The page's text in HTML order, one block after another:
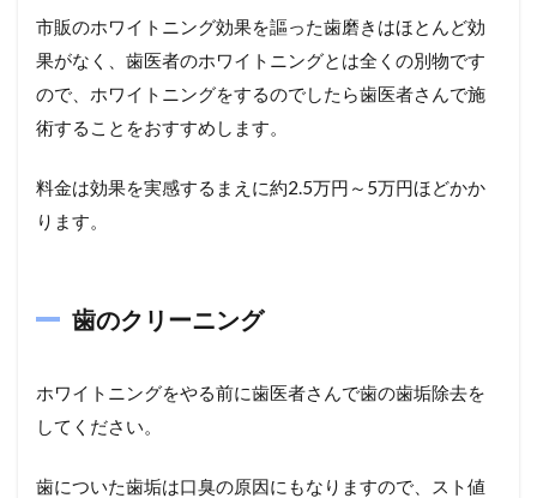
市販のホワイトニング効果を謳った歯磨きはほとんど効
果がなく、歯医者のホワイトニングとは全くの別物です
ので、ホワイトニングをするのでしたら歯医者さんで施
術することをおすすめします。
料金は効果を実感するまえに約2.5万円～5万円ほどかか
ります。
歯のクリーニング
ホワイトニングをやる前に歯医者さんで歯の歯垢除去を
してください。
歯についた歯垢は口臭の原因にもなりますので、スト値